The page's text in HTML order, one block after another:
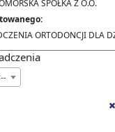
SPÓŁKA Z O.O.
ORTODONCJI DLA